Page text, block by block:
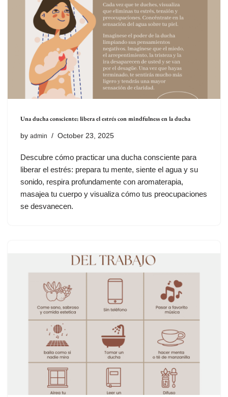
Una ducha consciente: libera el estrés con mindfulness en la ducha
by admin October 23, 2025
Descubre cómo practicar una ducha consciente para
liberar el estrés: prepara tu mente, siente el agua y su
sonido, respira profundamente con aromaterapia,
masajea tu cuerpo y visualiza cómo tus preocupaciones
se desvanecen.